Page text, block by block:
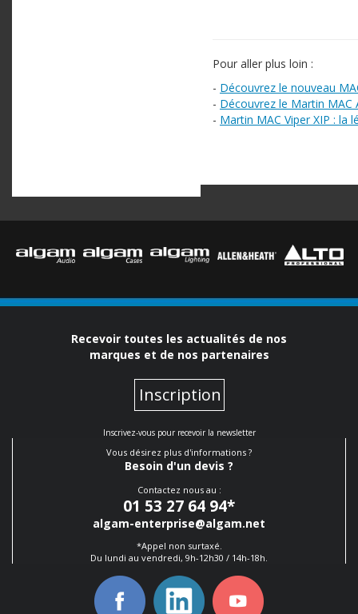
Pour aller plus loin :
- Découvrez le nouveau
- Découvrez le Martin MAC
- Martin MAC Viper XIP : la
Recevoir toutes les actualités de nos
marques et de nos partenaires
Inscription
Inscrivez-vous pour recevoir la newsletter
Vous désirez plus d'informations ?
Besoin d'un devis ?
Contactez nous au :
01 53 27 64 94*
algam-enterprise@algam.net
*Appel non surtaxé.
Du lundi au vendredi, 9h-12h30 / 14h-18h.